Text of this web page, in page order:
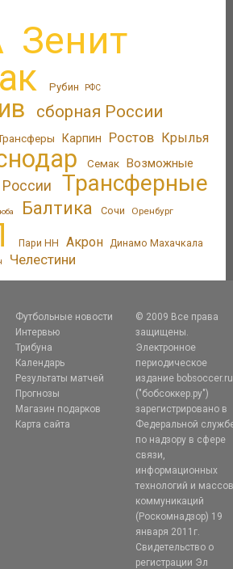
Зенит
Рубин РФС
сборная России
Карпин Ростов
Крылья
Семак Возможные
России
Трансферные
Балтика Сочи Оренбург
Пари НН Акрон Динамо Махачкала
Челестини
Футбольные новости
Интервью
Трибуна
Календарь
Результаты матчей
Прогнозы
Магазин подарков
Карта сайта
© 2009 Все права
защищены.
Электронное
периодическое
издание bobsoccer.ru
("бобсоккер.ру")
зарегистрировано в
Федеральной
по надзору в сфере
связи,
информационных
технологий и
коммуникаций
(Роскомнадзор) 19
января 2011г.
Свидетельство о
регистрации Эл